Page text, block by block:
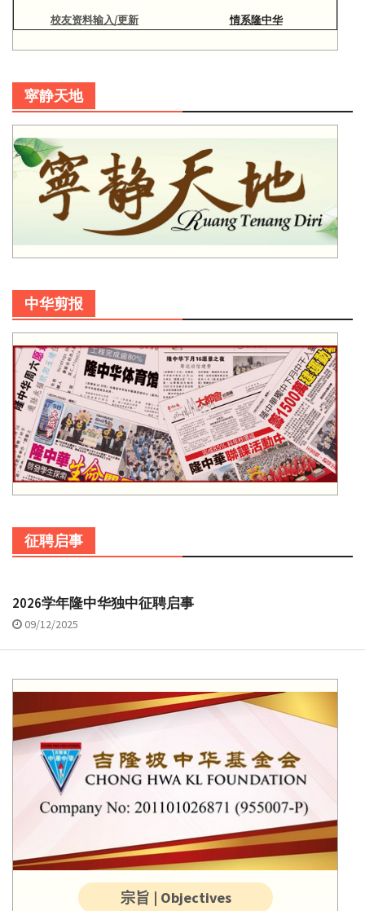
校友资料输入/更新 情系隆中华
寜静天地
中华剪报
征聘启事
2026学年隆中华独中征聘启事
09/12/2025
宗旨 | Objectives